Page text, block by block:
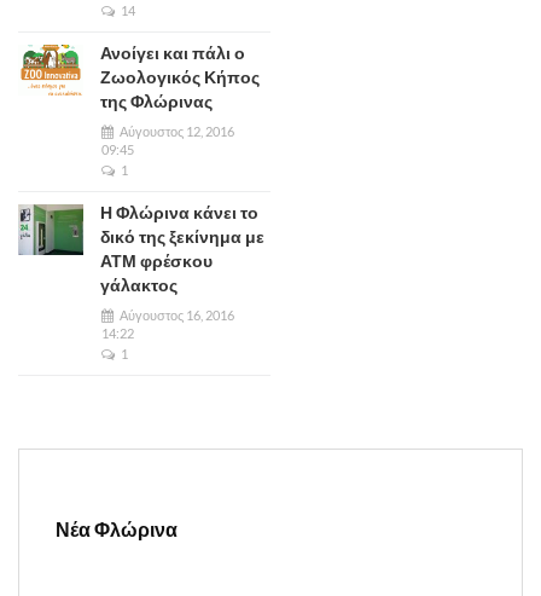
14
Ανοίγει και πάλι ο
Ζωολογικός Κήπος
της Φλώρινας
Αύγουστος 12, 2016
09:45
1
Η Φλώρινα κάνει το
δικό της ξεκίνημα με
ΑΤΜ φρέσκου
γάλακτος
Αύγουστος 16, 2016
14:22
1
Νέα Φλώρινα